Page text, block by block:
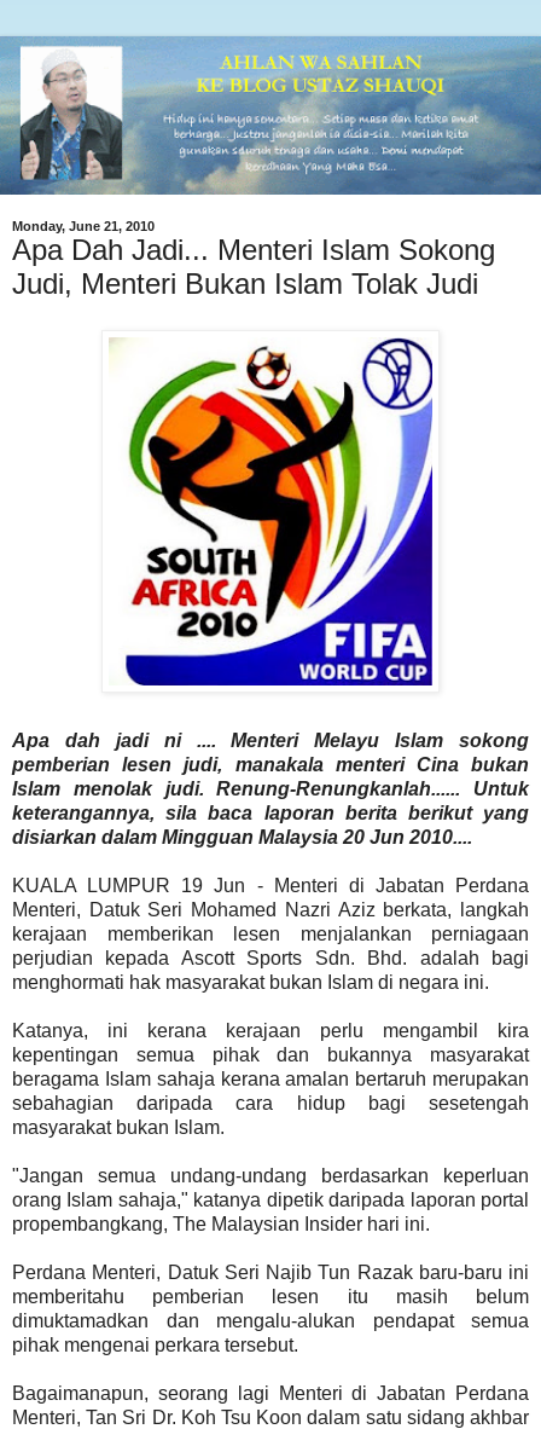
Monday, June 21, 2010
Apa Dah Jadi... Menteri Islam Sokong
Judi, Menteri Bukan Islam Tolak Judi
Apa dah jadi ni .... Menteri Melayu Islam sokong
pemberian lesen judi, manakala menteri Cina bukan
Islam menolak judi. Renung-Renungkanlah...... Untuk
keterangannya, sila baca laporan berita berikut yang
disiarkan dalam Mingguan Malaysia 20 Jun 2010....
KUALA LUMPUR 19 Jun - Menteri di Jabatan Perdana
Menteri, Datuk Seri Mohamed Nazri Aziz berkata, langkah
kerajaan memberikan lesen menjalankan perniagaan
perjudian kepada Ascott Sports Sdn. Bhd. adalah bagi
menghormati hak masyarakat bukan Islam di negara ini.
Katanya, ini kerana kerajaan perlu mengambil kira
kepentingan semua pihak dan bukannya masyarakat
beragama Islam sahaja kerana amalan bertaruh merupakan
sebahagian daripada cara hidup bagi sesetengah
masyarakat bukan Islam.
"Jangan semua undang-undang berdasarkan keperluan
orang Islam sahaja," katanya dipetik daripada laporan portal
propembangkang, The Malaysian Insider hari ini.
Perdana Menteri, Datuk Seri Najib Tun Razak baru-baru ini
memberitahu pemberian lesen itu masih belum
dimuktamadkan dan mengalu-alukan pendapat semua
pihak mengenai perkara tersebut.
Bagaimanapun, seorang lagi Menteri di Jabatan Perdana
Menteri, Tan Sri Dr. Koh Tsu Koon dalam satu sidang akhbar